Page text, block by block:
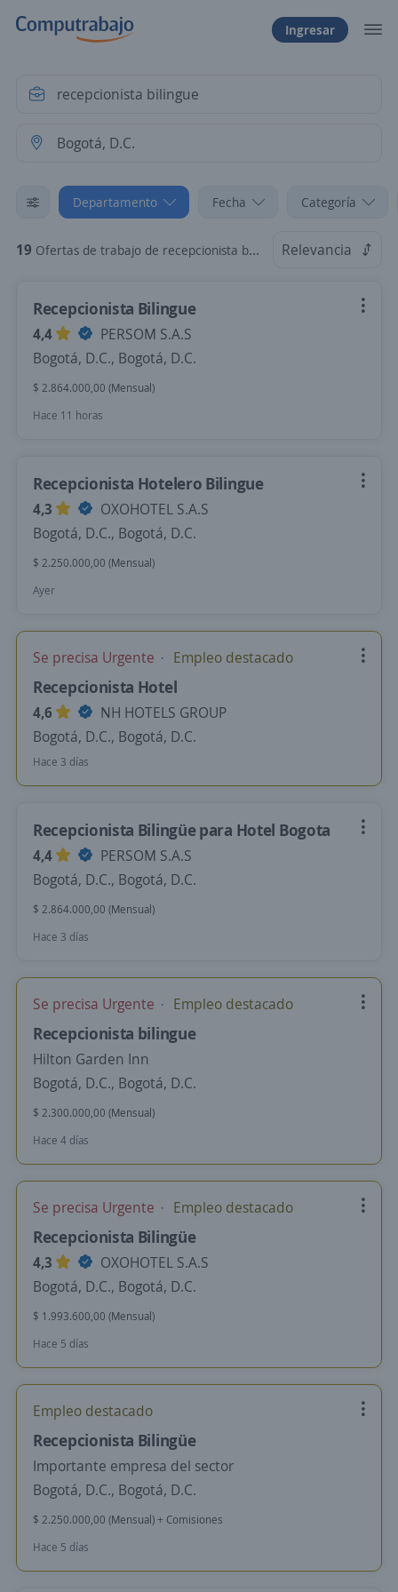
Ingresar
Departamento Fecha Categoría
19 Ofertas de trabajo de recepcionista bilingue en Bogotá, D.C. Relevancia
Recepcionista Bilingue
4,4
PERSOM S.A.S
Bogotá, D.C., Bogotá, D.C.
$ 2.864.000,00 (Mensual)
Hace 11 horas
Recepcionista Hotelero Bilingue
4,3
OXOHOTEL S.A.S
Bogotá, D.C., Bogotá, D.C.
$ 2.250.000,00 (Mensual)
Ayer
Se precisa Urgente Empleo destacado
Recepcionista Hotel
4,6
NH HOTELS GROUP
Bogotá, D.C., Bogotá, D.C.
Hace 3 días
Recepcionista Bilingüe para Hotel Bogota
4,4
PERSOM S.A.S
Bogotá, D.C., Bogotá, D.C.
$ 2.864.000,00 (Mensual)
Hace 3 días
Se precisa Urgente Empleo destacado
Recepcionista bilingue
Hilton Garden Inn
Bogotá, D.C., Bogotá, D.C.
$ 2.300.000,00 (Mensual)
Hace 4 días
Se precisa Urgente Empleo destacado
Recepcionista Bilingüe
4,3
OXOHOTEL S.A.S
Bogotá, D.C., Bogotá, D.C.
$ 1.993.600,00 (Mensual)
Hace 5 días
Empleo destacado
Recepcionista Bilingüe
Importante empresa del sector
Bogotá, D.C., Bogotá, D.C.
$ 2.250.000,00 (Mensual) + Comisiones
Hace 5 días